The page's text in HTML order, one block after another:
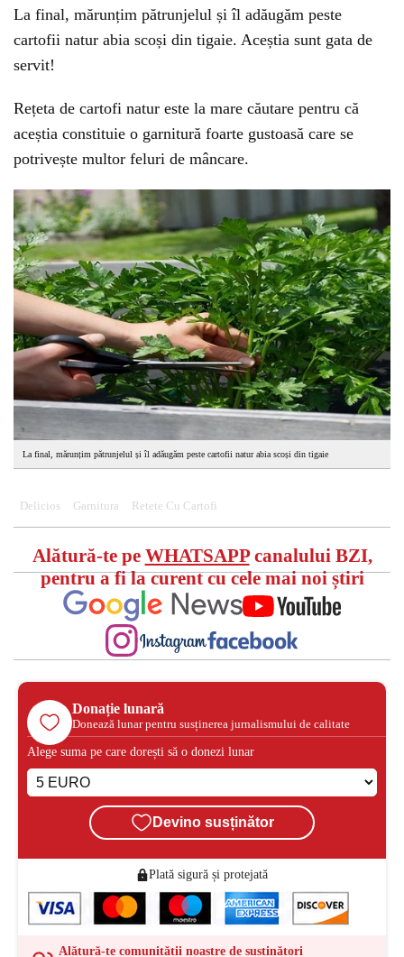
La final, mărunțim pătrunjelul și îl adăugăm peste
cartofii natur abia scoși din tigaie. Aceștia sunt gata de
servit!
Rețeta de cartofi natur este la mare căutare pentru că
aceștia constituie o garnitură foarte gustoasă care se
potrivește multor feluri de mâncare.
La final, mărunțim pătrunjelul și îl adăugăm peste cartofii natur abia scoși din tigaie
Delicios Garnitura Retete Cu Cartofi
Alătură-te pe WHATSAPPcanalului BZI,
pentru a fi la curent cu cele mai noi știri
Donație lunară
Donează lunar pentru susținerea jurnalismului de calitate
Alege suma pe care dorești să o donezi lunar
Devino susținător
Plată sigură și protejată
Alătură-te comunității noastre de susținători